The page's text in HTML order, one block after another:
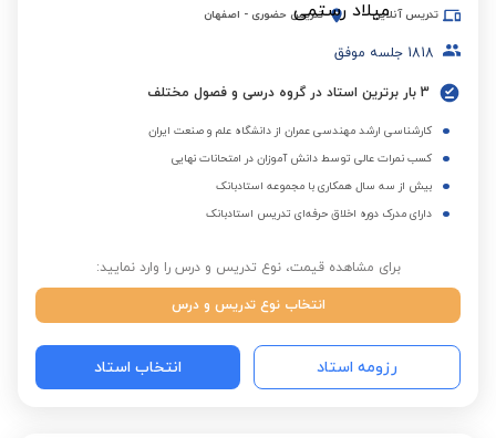
تدریس آنلاین تدریس حضوری - اصفهان
1818 جلسه موفق
3 بار برترین استاد در گروه درسی و فصول مختلف
کارشناسی ارشد مهندسی عمران از دانشگاه علم و صنعت ایران
کسب نمرات عالی توسط دانش آموزان در امتحانات نهایی
بیش از سه سال همکاری با مجموعه استادبانک
دارای مدرک دوره اخلاق حرفه‌ای تدریس استادبانک
برای مشاهده قیمت، نوع تدریس و درس را وارد نمایید:
انتخاب نوع تدریس و درس
رزومه استاد انتخاب استاد